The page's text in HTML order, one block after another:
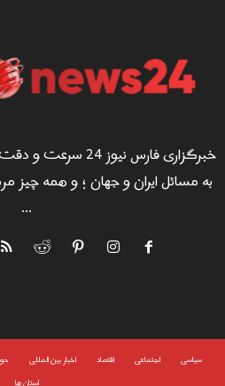
خبرگزاری فارس نیوز
به مسائل ایران و جهان ؛ و همه چیز
...
سياسى اجتماعی اقتصاد اخبار بین المللی